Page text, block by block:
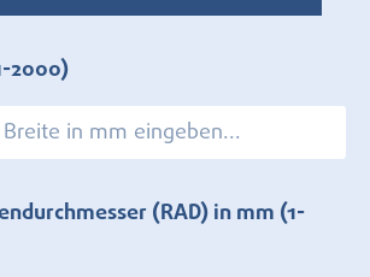
2000)
(RAD) in mm (1-